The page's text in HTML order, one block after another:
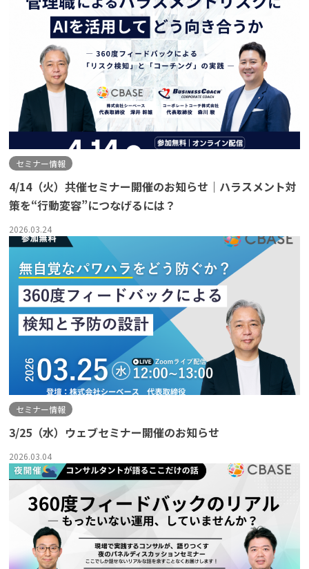
セミナー情報
4/14（火）共催セミナー開催のお知らせ｜ハラスメント対
策を“行動変容”につなげるには？
2026.03.24
セミナー情報
3/25（水）ウェブセミナー開催のお知らせ
2026.03.04